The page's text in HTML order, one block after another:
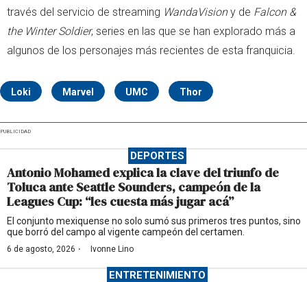
través del servicio de streaming WandaVisiony de Falcon &
the Winter Soldier, series en las que se han explorado más a
algunos de los personajes más recientes de esta franquicia.
Loki Marvel UMC Thor
PUBLICIDAD
DEPORTES
Antonio Mohamed explica la clave del triunfo de
Toluca ante Seattle Sounders, campeón de la
Leagues Cup: “les cuesta más jugar acá”
El conjunto mexiquense no solo sumó sus primeros tres puntos, sino
que borró del campo al vigente campeón del certamen.
6 de agosto, 2026 · Ivonne Lino
ENTRETENIMIENTO